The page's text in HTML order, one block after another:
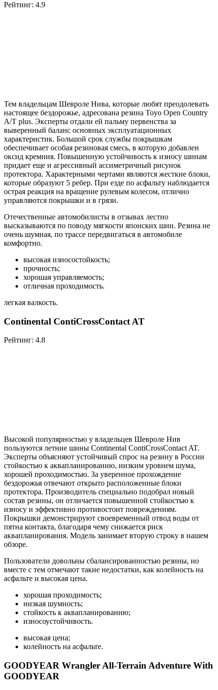
Рейтинг: 4.9
Тем владельцам Шевроле Нива, которые любят преодолевать
настоящее бездорожье, адресована резина Toyo Open Country
A/T plus. Эксперты отдали ей пальму первенства за
выверенный баланс основных эксплуатационных
характеристик. Большой срок службы покрышкам
обеспечивает особая резиновая смесь, в которую добавлен
оксид кремния. Повышенную устойчивость к износу шинам
придает еще и агрессивный ассиметричный рисунок
протектора. Характерными чертами являются жесткие блоки,
которые образуют 5 ребер. При езде по асфальту наблюдается
острая реакция на вращение рулевым колесом, отлично
управляются покрышки и в грязи.
Отечественные автомобилисты в отзывах лестно
высказываются по поводу мягкости японских шин. Резина не
очень шумная, по трассе передвигаться в автомобиле
комфортно.
высокая износостойкость;
прочность;
хорошая управляемость;
отличная проходимость.
легкая валкость.
Continental ContiCrossContact AT
Рейтинг: 4.8
Высокой популярностью у владельцев Шевроле Нив
пользуются летние шины Continental ContiCrossContact AT.
Эксперты объясняют устойчивый спрос на резину в России
стойкостью к аквапланированию, низким уровнем шума,
хорошей проходимостью. За уверенное прохождение
бездорожья отвечают открыто расположенные блоки
протектора. Производитель специально подобрал новый
состав резины, он отличается повышенной стойкостью к
износу и эффективно противостоит повреждениям.
Покрышки демонстрируют своевременный отвод воды от
пятна контакта, благодаря чему снижается риск
аквапланирования. Модель занимает вторую строку в нашем
обзоре.
Пользователи довольны сбалансированностью резины, но
вместе с тем отмечают такие недостатки, как колейность на
асфальте и высокая цена.
хорошая проходимость;
низкая шумность;
стойкость к аквапланированию;
износоустойчивость.
высокая цена;
колейность на асфальте.
GOODYEAR Wrangler All-Terrain Adventure With
GOODYEAR